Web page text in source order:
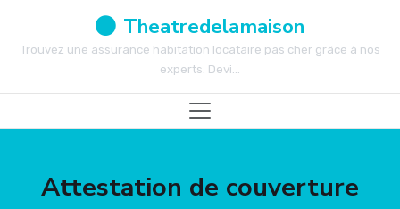
Theatredelamaison
Trouvez une assurance habitation locataire pas cher grâce à nos
experts. Devi...
Attestation de couverture